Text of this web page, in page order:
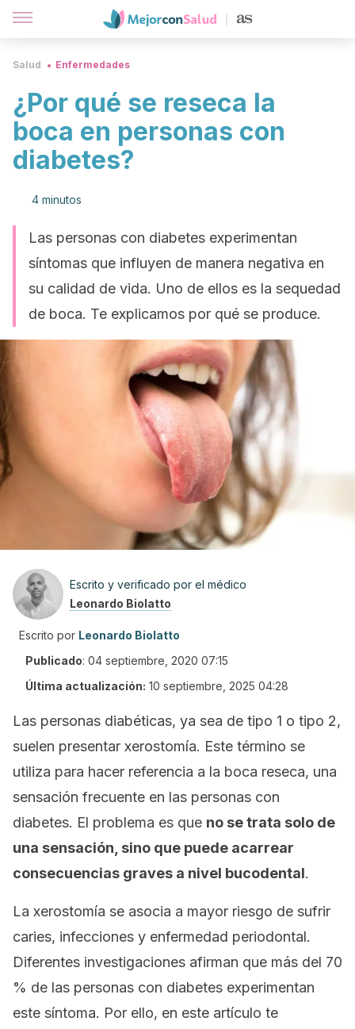
Salud Enfermedades
¿Por qué se reseca la
boca en personas con
diabetes?
4 minutos
Las personas con diabetes experimentan
síntomas que influyen de manera negativa en
su calidad de vida. Uno de ellos es la sequedad
de boca. Te explicamos por qué se produce.
Escrito y verificado por el médico
Leonardo Biolatto
Escrito por Leonardo Biolatto
Publicado: 04 septiembre, 2020 07:15
Última actualización: 10 septiembre, 2025 04:28
Las personas diabéticas, ya sea de tipo 1 o tipo 2,
suelen presentar xerostomía. Este término se
utiliza para hacer referencia a la boca reseca, una
sensación frecuente en las personas con
diabetes. El problema es que no se trata solo de
una sensación, sino que puede acarrear
consecuencias graves a nivel bucodental.
La xerostomía se asocia a mayor riesgo de sufrir
caries, infecciones y enfermedad periodontal.
Diferentes investigaciones afirman que más del 70
% de las personas con diabetes experimentan
este síntoma. Por ello, en este artículo te